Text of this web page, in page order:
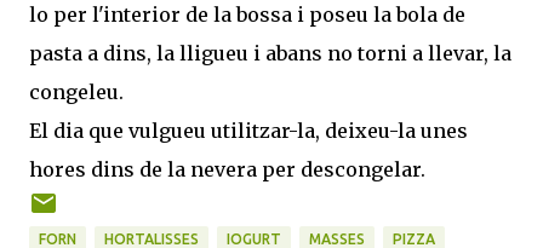
lo per l'interior de la bossa i poseu la bola de
pasta a dins, la lligueu i abans no torni a llevar, la
congeleu.
El dia que vulgueu utilitzar-la, deixeu-la unes
hores dins de la nevera per descongelar.
FORN HORTALISSES IOGURT MASSES PIZZA